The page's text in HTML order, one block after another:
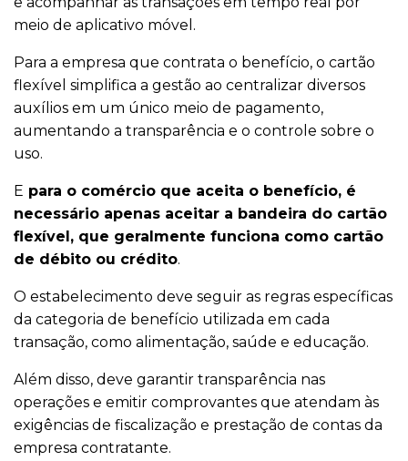
meio de aplicativo móvel.
Para a empresa que contrata o benefício, o cartão
flexível simplifica a gestão ao centralizar diversos
auxílios em um único meio de pagamento,
aumentando a transparência e o controle sobre o
uso.
E para o comércio que aceita o benefício, é
necessário apenas aceitar a bandeira do cartão
flexível, que geralmente funciona como cartão
de débito ou crédito.
O estabelecimento deve seguir as regras específicas
da categoria de benefício utilizada em cada
transação, como alimentação, saúde e educação.
Além disso, deve garantir transparência nas
operações e emitir comprovantes que atendam às
exigências de fiscalização e prestação de contas da
empresa contratante.